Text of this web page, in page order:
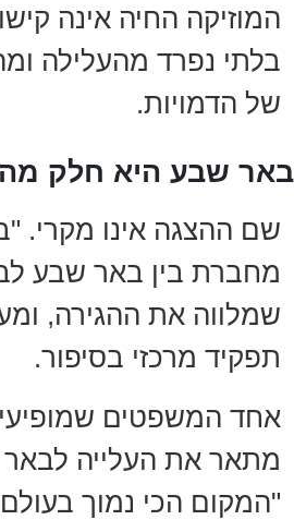
המוזיקה החיה אינה
בלתי נפרד מהעלילה
של הדמויות.
באר שבע היא חלק
שם ההצגה אינו מקרי.
מחברת בין באר שבע
שמלווה את ההגירה,
תפקיד מרכזי בסיפור.
אחד המשפטים
מתאר את העלייה לבאר
"המקום הכי נמוך